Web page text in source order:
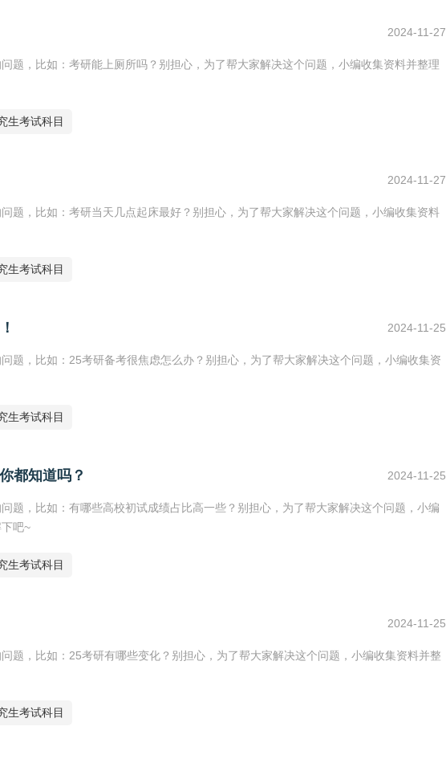
2024-11-27
题，比如：考研能上厕所吗？别担心，为了帮大家解决这个问题，小编收集资料并整理
生考试科目
2024-11-27
题，比如：考研当天几点起床最好？别担心，为了帮大家解决这个问题，小编收集资料
生考试科目
2024-11-25
题，比如：25考研备考很焦虑怎么办？别担心，为了帮大家解决这个问题，小编收集资
生考试科目
都知道吗？ 2024-11-25
题，比如：有哪些高校初试成绩占比高一些？别担心，为了帮大家解决这个问题，小编
吧~
生考试科目
2024-11-25
题，比如：25考研有哪些变化？别担心，为了帮大家解决这个问题，小编收集资料并整
生考试科目